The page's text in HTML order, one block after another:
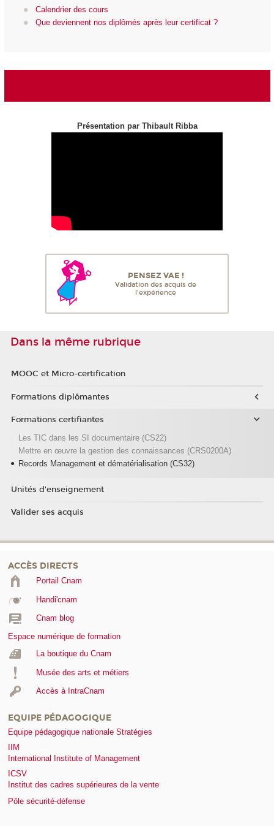
Calendrier des cours
Que deviennent nos diplômés après leur certificat ?
Présentation par Thibault Ribba
PENSEZ VAE !
Validation des acquis de
l'expérience
Dans la même rubrique
MOOC et Micro-certification
Formations diplômantes
Formations certifiantes
Les TIC dans les SI documentaire (CS22)
Mettre en œuvre la gestion des connaissances (CRS0200A)
Records Management et dématérialisation (CS32)
Unités d'enseignement
Valider ses acquis
ACCÈS DIRECTS
Portail Cnam
Handi'cnam
Cnam blog
Espace numérique de formation
La boutique du Cnam
Musée des arts et métiers
Accès à IntraCnam
EQUIPE PÉDAGOGIQUE
Equipe pédagogique nationale Stratégies
IIM
International Institute of Management
ICSV
Institut des cadres supérieures de la vente
Pôle sécurité-défense